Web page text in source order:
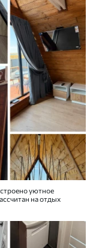
уютное
на отдых